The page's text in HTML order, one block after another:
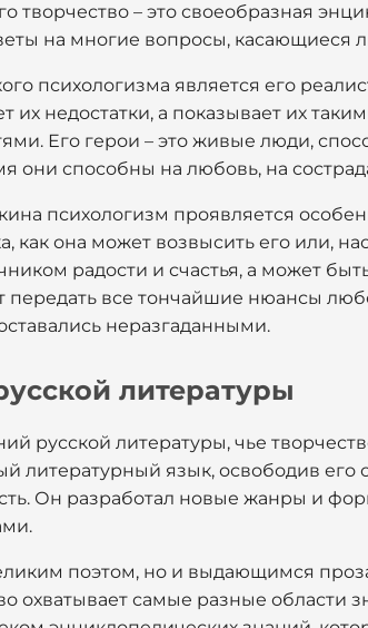
творчество – это своеобразная
на многие вопросы, касающиеся
психологизма является его
их недостатки, а показывает их
Его герои – это живые люди,
они способны на любовь, на
психологизм проявляется
как она может возвысить его или,
радости и счастья, а может
передать все тончайшие нюансы
неразгаданными.
литературы
русской литературы, чье
литературный язык, освободив
Он разработал новые жанры и
поэтом, но и выдающимся
охватывает самые разные области